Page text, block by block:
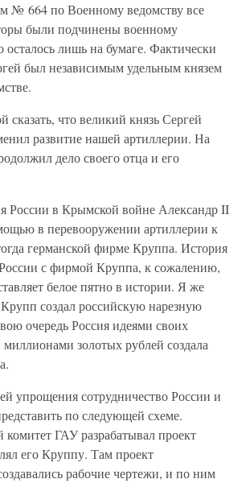
№ 664 по Военному ведомству все
были подчинены военному
осталось лишь на бумаге. Фактически
был независимым удельным князем
что великий князь Сергей
развитие нашей артиллерии. На
дело своего отца и его
России в Крымской войне Александр II
в перевооружении артиллерии к
германской фирме Круппа. История
с фирмой Круппа, к сожалению,
белое пятно в истории. Я же
создал российскую нарезную
очередь Россия идеями своих
миллионами золотых рублей создала
упрощения сотрудничество России и
по следующей схеме.
ГАУ разрабатывал проект
его Круппу. Там проект
рабочие чертежи, и по ним